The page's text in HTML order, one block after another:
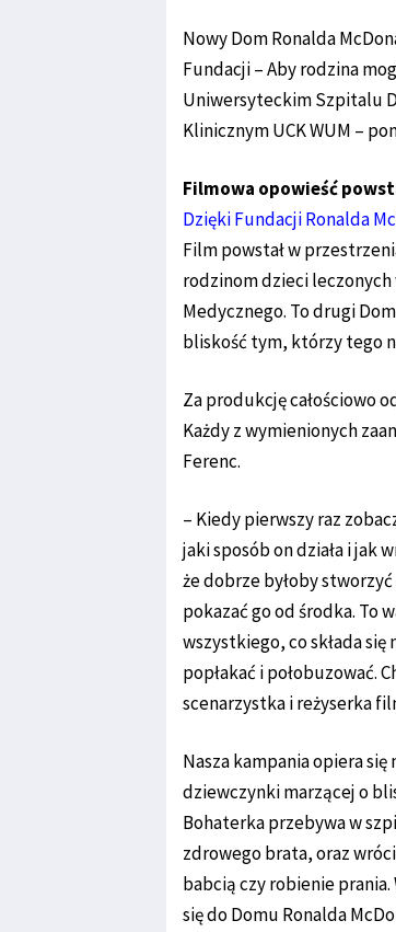
Nowy Dom Ronalda
Fundacji – Aby rodzina
Uniwersyteckim Szpitalu
Klinicznym UCK WUM –
Filmowa opowieść
Dzięki Fundacji Ronalda
Film powstał w
rodzinom dzieci
Medycznego. To drugi
bliskość tym, którzy tego
Za produkcję całościowo
Każdy z wymienionych
Ferenc.
– Kiedy pierwszy raz
jaki sposób on działa i jak
że dobrze byłoby
pokazać go od środka. To
wszystkiego, co składa
popłakać i połobuzować.
scenarzystka i reżyserka
Nasza kampania opiera
dziewczynki marzącej o
Bohaterka przebywa w
zdrowego brata, oraz
babcią czy robienie
się do Domu Ronalda